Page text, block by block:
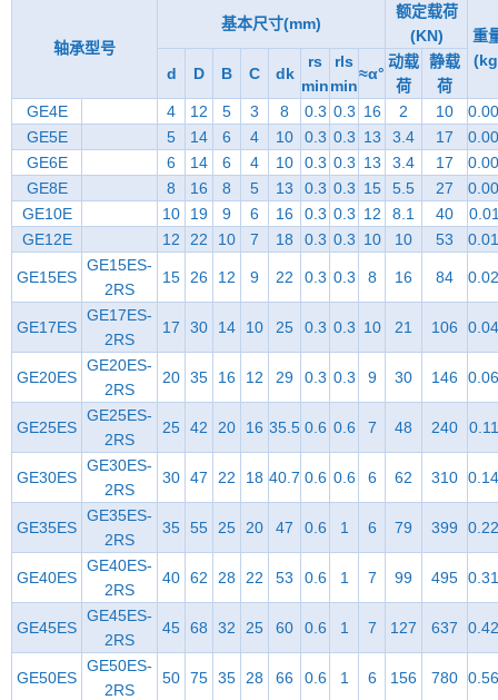
轴承型号
基本尺寸(mm)
额定载荷
(KN)
重
d D B C dk
rs
min
rls
min
≈α°
动载
荷
静载
荷
GE4E
4 12 5 3 8 0.3 0.3 16 2 10
GE5E
5 14 6 4 10 0.3 0.3 13 3.4 17
GE6E
6 14 6 4 10 0.3 0.3 13 3.4 17
GE8E
8 16 8 5 13 0.3 0.3 15 5.5 27
GE10E
10 19 9 6 16 0.3 0.3 12 8.1 40
GE12E
12 22 10 7 18 0.3 0.3 10 10 53
GE15ES
GE15ES-
2RS
15 26 12 9 22 0.3 0.3 8 16 84
GE17ES
GE17ES-
2RS
17 30 14 10 25 0.3 0.3 10 21 106
GE20ES
GE20ES-
2RS
20 35 16 12 29 0.3 0.3 9 30 146
GE25ES
GE25ES-
2RS
25 42 20 16 35.5 0.6 0.6 7 48 240
GE30ES
GE30ES-
2RS
30 47 22 18 40.7 0.6 0.6 6 62 310
GE35ES
GE35ES-
2RS
35 55 25 20 47 0.6 1 6 79 399
GE40ES
GE40ES-
2RS
40 62 28 22 53 0.6 1 7 99 495
GE45ES
GE45ES-
2RS
45 68 32 25 60 0.6 1 7 127 637
GE50ES
GE50ES-
2RS
50 75 35 28 66 0.6 1 6 156 780